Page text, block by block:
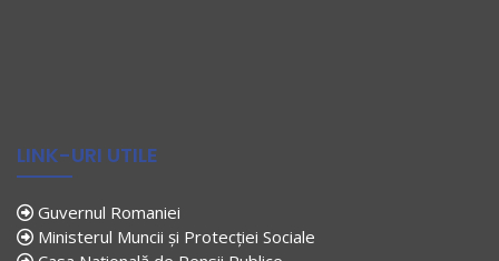
LINK-URI UTILE
Guvernul Romaniei
Ministerul Muncii și Protecției Sociale